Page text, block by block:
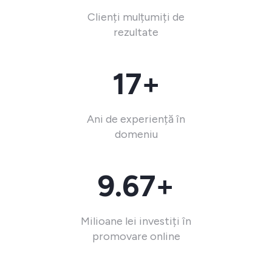
Clienți mulțumiți de
rezultate
17+
Ani de experiență în
domeniu
9.67+
Milioane lei investiți în
promovare online